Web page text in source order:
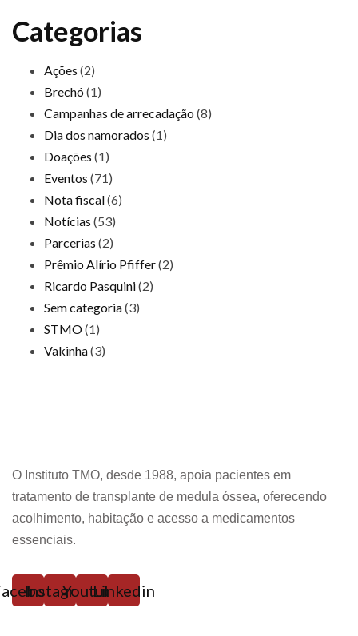
Categorias
Ações (2)
Brechó(1)
Campanhas de arrecadação(8)
Dia dos namorados (1)
Doações (1)
Eventos (71)
Nota fiscal(6)
Notícias (53)
Parcerias (2)
Prêmio Alírio Pfiffer(2)
Ricardo Pasquini(2)
Sem categoria(3)
STMO(1)
Vakinha(3)
O Instituto TMO, desde 1988, apoia pacientes em
tratamento de transplante de medula óssea, oferecendo
acolhimento, habitação e acesso a medicamentos
essenciais.
Instagram
YoutubeLinkedin